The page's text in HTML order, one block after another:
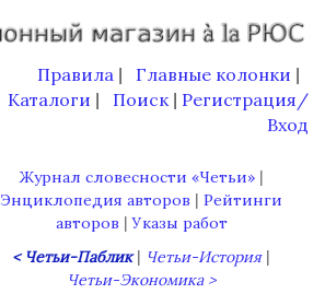
Правила Главные колонки
Каталоги Поиск
Регистрация/
Вход
Журнал словесности «Четьи»|
Энциклопедия авторов | Рейтинги
авторов |Указы работ
< Четьи-Паблик| Четьи-История|
Четьи-Экономика >